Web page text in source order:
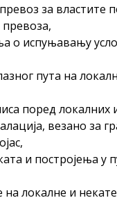
за властите
о испуњавању
пута на
поред локалних
везано за
и постројења у
локалне и